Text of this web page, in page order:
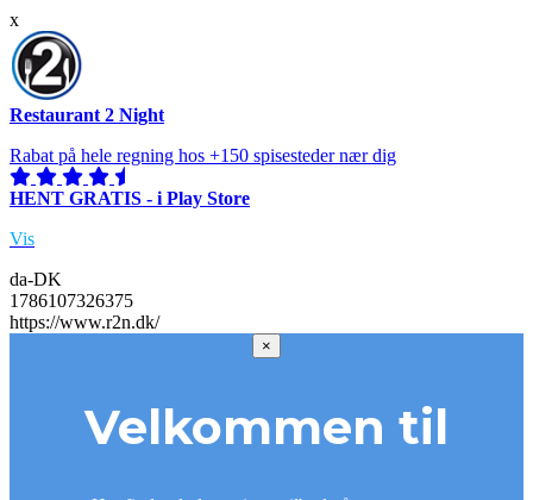
x
Restaurant 2 Night
Rabat på hele regning hos +150 spisesteder nær dig
HENT GRATIS - i Play Store
Vis
da-DK
1786107326375
https://www.r2n.dk/
×
Velkommen til